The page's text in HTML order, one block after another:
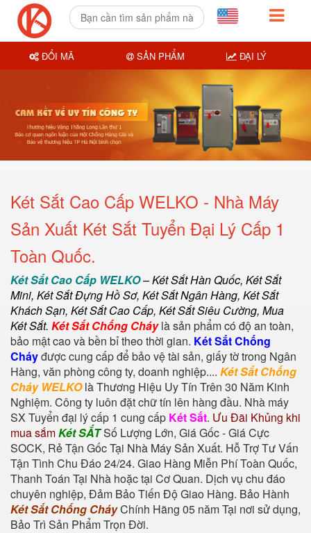
Két Sắt Cao Cấp WELKO - Nhà Máy
Sản Xuất Két Sắt Tuyển Đại Lý Cấp 1
Toàn Quốc.
Két Sắt Cao Cấp WELKO–Két Sắt Hàn Quốc, Két Sắt
Mini, Két Sắt Đựng Hồ Sơ, Két Sắt Ngân Hàng, Két Sắt
Khách Sạn, Két Sắt Cao Cấp, Két Sắt Siêu Cường, Mua
Két Sắt. Két Sắt Chống Cháylà sản phẩm có độ an toàn,
bảo mật cao và bền bỉ theo thời gian. Két Sắt Chống
Cháyđược cung cấp để bảo vệ tài sản, giấy tờ trong Ngân
Hàng, văn phòng công ty, doanh nghiệp.... Két Sắt Chống
Cháy WELKOlà Thương Hiệu Uy Tín Trên 30 Năm Kinh
Nghiệm. Công ty luôn đặt chữ tín lên hàng đầu. Nhà máy
SX Tuyển đại lý cấp 1 cung cấp Két Sắt. Ưu Đãi Khủng khi
mua sắmKét SẮTSố Lượng Lớn, Giá Gốc - Giá Cực
SOCK, Rẻ Tận Gốc Tại Nhà Máy Sản Xuất. Hỗ Trợ Tư Vấn
Tận Tình Chu Đáo 24/24. Giao Hàng Miễn Phí Toàn Quốc,
Thanh Toán Tại Nhà hoặc tại Cơ Quan. Dịch vụ chu đáo
chuyên nghiệp, Đảm Bảo Tiến Độ Giao Hàng. Bảo Hành
Két Sắt Chống CháyChính Hãng 05 năm Tại nơi sử dụng,
Bảo Trì Sản Phẩm Trọn Đời.
ĐỔI MÃ SẢN PHẨM ĐẠI LÝ